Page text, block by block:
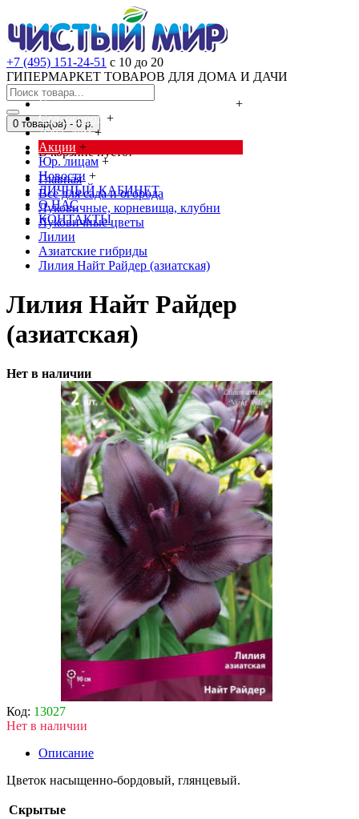
+7 (495) 151-24-51 с 10 до 20
ГИПЕРМАРКЕТ ТОВАРОВ ДЛЯ ДОМА И ДАЧИ
Cредства от насекомых и грызунов
+
Сад, огород +
Дача, дом +
Акции +
Юр. лицам +
Новости +
ЛИЧНЫЙ КАБИНЕТ
О НАС
КОНТАКТЫ
0 товар(ов) - 0 р.
В корзине пусто!
Главная
Всё для сада и огорода
Луковичные, корневища, клубни
Луковичные цветы
Лилии
Азиатские гибриды
Лилия Найт Райдер (азиатская)
Лилия Найт Райдер
(азиатская)
Нет в наличии
Код: 13027
Нет в наличии
Описание
Цветок насыщенно-бордовый, глянцевый.
Скрытые